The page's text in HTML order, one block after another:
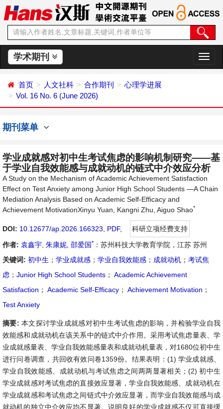
学术期刊
切
换
首页 人文社科 合作期刊
心理学进展
Vol. 16 No. 6 (June 2026)
期刊菜单
学业成就感对初中生考试焦虑的影响机制研究——基
于学业自我效能感与成就动机的链式中介效应分析
A Study on the Mechanism of Academic Achievement Satisfaction
Effect on Test Anxiety among Junior High School Students —A Chain
Mediation Analysis Based on Academic Self-Efficacy and
Achievement MotivationXinyu Yuan, Kangni Zhu, Aiguo Shao*
DOI: 10.12677/ap.2026.166323 PDF,
科研立项经费支持
作者: 袁鑫宇 朱康妮 邵爱国* ：苏州科技大学教育学院，江苏 苏州
关键词: 初中生 ； 学业成就感 ； 学业自我效能感 ； 成就动机 ； 考试焦
虑 ； Junior High School Students ； Academic Achievement
Satisfaction ； Academic Self-Efficacy ； Achievement Motivation ；
Test Anxiety
摘要: 本文探讨学业成就感对初中生考试焦虑的影响，并检验学业自我
效能感和成就动机在该关系中的链式中介作用。采用考试焦虑量表、学
业成就感量表、学业自我效能感量表和成就动机量表，对1680位初中生
进行问卷调查，共回收有效问卷1359份。结果表明：(1) 学业成就感、
学业自我效能感、成就动机与考试焦虑之间两两显著相关；(2) 初中生
学业成就感对考试焦虑的直接效应显著，学业自我效能感、成就动机在
学业成就感和考试焦虑之间链式中介效应显著，而学业自我效能感与成
就动机的独立中介效应均不显著。说明良好的学业成就感不仅可直接缓